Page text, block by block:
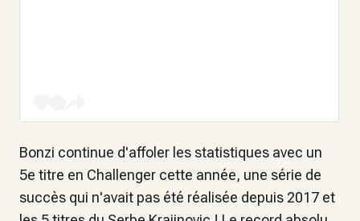
Bonzi continue d'affoler les statistiques avec un
5e titre en Challenger cette année, une série de
succès qui n'avait pas été réalisée depuis 2017 et